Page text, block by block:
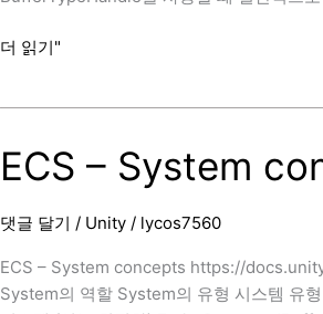
ECS
더 읽기"
ECS – System
댓글 달기 / Unity/ lycos7560
ECS – System concepts https://
System의 역할 System의 유형 시스템 유